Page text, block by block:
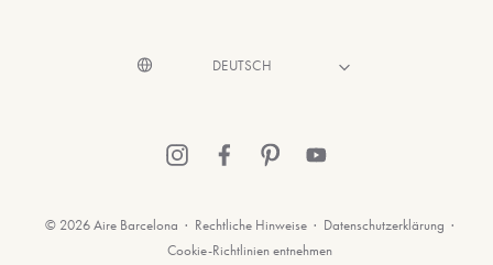
© 2026 Aire Barcelona · Rechtliche Hinweise · Datenschutzerklärung ·
Cookie-Richtlinien entnehmen